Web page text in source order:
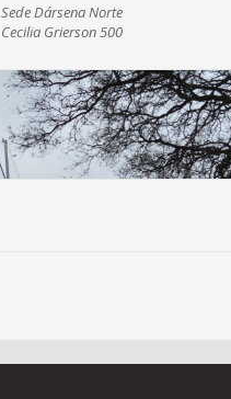
Sede Dársena Norte
Cecilia Grierson 500